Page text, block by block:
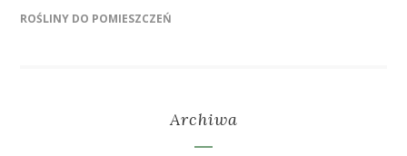
ROŚLINY DO POMIESZCZEŃ
Archiwa